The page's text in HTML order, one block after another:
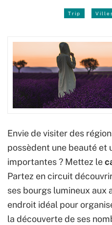
Trip
Envie de visiter des
possèdent une beauté et
importantes ? Mettez le
Partez en circuit
ses bourgs lumineux aux
endroit idéal pour
la découverte de ses